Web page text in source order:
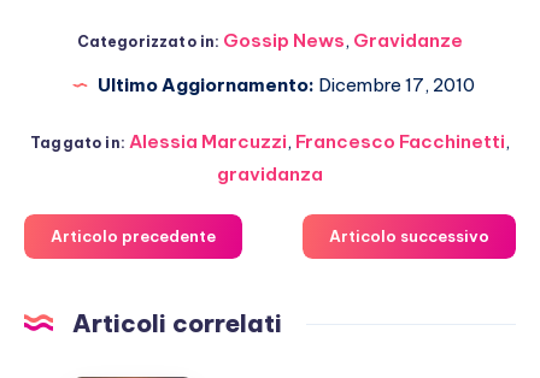
Categorizzato in: Gossip News, Gravidanze
Ultimo Aggiornamento: Dicembre 17, 2010
Taggato in: Alessia Marcuzzi, Francesco Facchinetti,
gravidanza
Articolo precedente Articolo successivo
Articoli correlati